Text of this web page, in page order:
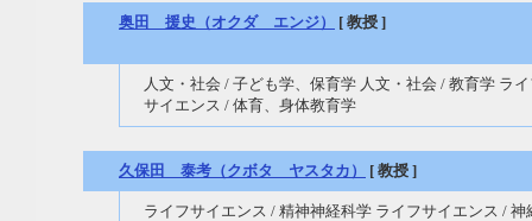
奥田 援史（オクダ エンジ） [ 教授 ]
人文・社会 / 子ども学、保育学 人文・社会 / 教育学 ラ
サイエンス / 体育、身体教育学
久保田 泰考（クボタ ヤスタカ） [ 教授 ]
ライフサイエンス / 精神神経科学 ライフサイエンス / 神